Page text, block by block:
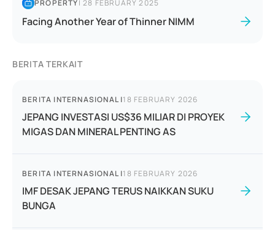
PROPERTY|28 FEBRUARY 2025
Facing Another Year of Thinner NIMM
BERITA TERKAIT
BERITA INTERNASIONAL |18 FEBRUARY 2026
JEPANG INVESTASI US$36 MILIAR DI PROYEK
MIGAS DAN MINERAL PENTING AS
BERITA INTERNASIONAL |18 FEBRUARY 2026
IMF DESAK JEPANG TERUS NAIKKAN SUKU
BUNGA